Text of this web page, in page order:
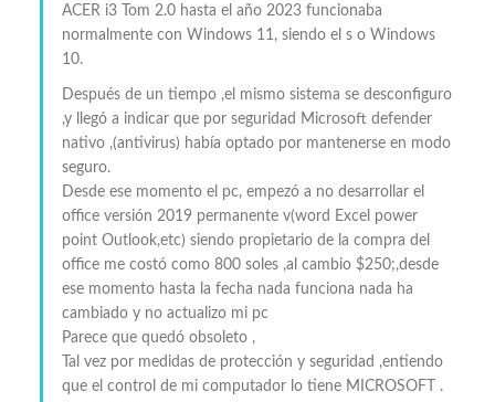
ACER i3 Tom 2.0 hasta el año 2023 funcionaba
normalmente con Windows 11, siendo el s o Windows
10.
Después de un tiempo ,el mismo sistema se desconfiguro
,y llegó a indicar que por seguridad Microsoft defender
nativo ,(antivirus) había optado por mantenerse en modo
seguro.
Desde ese momento el pc, empezó a no desarrollar el
office versión 2019 permanente v(word Excel power
point Outlook,etc) siendo propietario de la compra del
office me costó como 800 soles ,al cambio $250;,desde
ese momento hasta la fecha nada funciona nada ha
cambiado y no actualizo mi pc
Parece que quedó obsoleto ,
Tal vez por medidas de protección y seguridad ,entiendo
que el control de mi computador lo tiene MICROSOFT .